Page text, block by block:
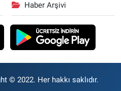
Haber Arşivi
© 2022. Her hakkı saklıdır.